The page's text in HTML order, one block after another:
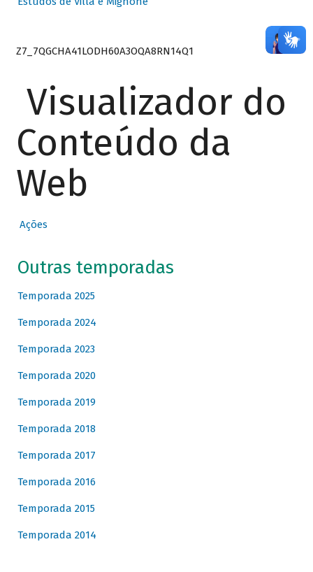
Z7_7QGCHA41LODH60A3OQA8RN14Q1
Visualizador do
Conteúdo da
Web
Ações
Outras temporadas
Temporada 2025
Temporada 2024
Temporada 2023
Temporada 2020
Temporada 2019
Temporada 2018
Temporada 2017
Temporada 2016
Temporada 2015
Temporada 2014